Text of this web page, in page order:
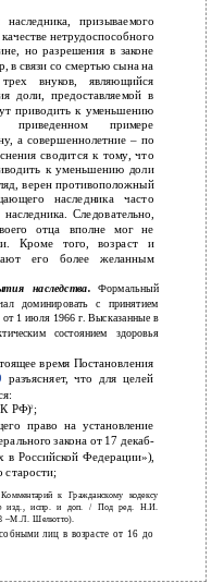
призываемого
нетрудоспособного
но разрешения в законе
в связи со смертью сына на
внуков, являющийся
доли, предоставляемой в
приводить к уменьшению
примере
а совершеннолетние – по
сводится к тому, что
к уменьшению доли
верен противоположный
наследника часто
Следовательно,
отца вполне мог не
Кроме того, возраст и
его более желанным
наследства.Формальный
доминировать с принятием
1 июля 1966 г. Высказанные в
состоянием здоровья
время Постановления
разъясняет, что для целей
РФ)2;
право на установление
закона от 17 де­каб­
Российской Федерации»),
старости;
к Гражданскому кодексу
3-е изд., испр. и доп. / Под ред. Н.И.
–М.Л. Шелютто).
лиц в возрасте от 16 до